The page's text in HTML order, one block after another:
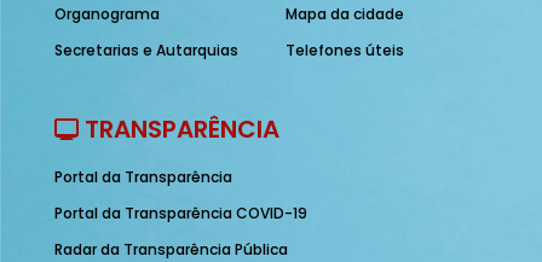
Organograma
Secretarias e Autarquias
Mapa da cidade
Telefones úteis
TRANSPARÊNCIA
Portal da Transparência
Portal da Transparência COVID-19
Radar da Transparência Pública